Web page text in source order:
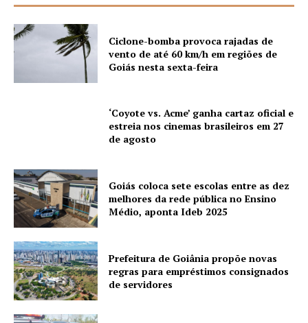
Ciclone-bomba provoca rajadas de
vento de até 60 km/h em regiões de
Goiás nesta sexta-feira
‘Coyote vs. Acme’ ganha cartaz oficial e
estreia nos cinemas brasileiros em 27
de agosto
Goiás coloca sete escolas entre as dez
melhores da rede pública no Ensino
Médio, aponta Ideb 2025
Prefeitura de Goiânia propõe novas
regras para empréstimos consignados
de servidores